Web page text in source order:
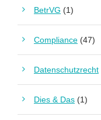
BetrVG (1)
Compliance (47)
Datenschutzrecht
Dies & Das (1)